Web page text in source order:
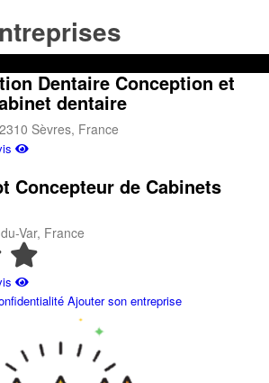
Dentaire Conception et
dentaire
Sèvres, France
Concepteur de Cabinets
Var, France
Ajouter son entreprise